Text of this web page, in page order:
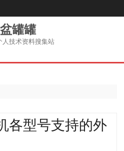
罐罐
人技术资料搜集站
跳
各型号支持的外